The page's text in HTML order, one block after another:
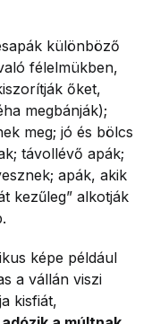
különböző
félelmükben,
őket,
megbánják);
meg; jó és bölcs
távollévő apák;
apák, akik
kezűleg” alkotják
képe például
a vállán viszi
kisfiát,